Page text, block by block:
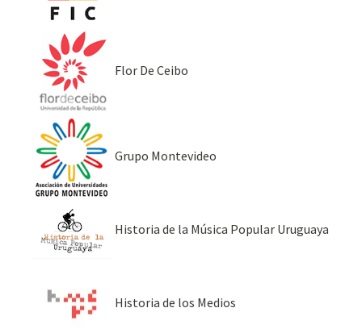
Flor De Ceibo
Grupo Montevideo
Historia de la Música Popular Uruguaya
Historia de los Medios